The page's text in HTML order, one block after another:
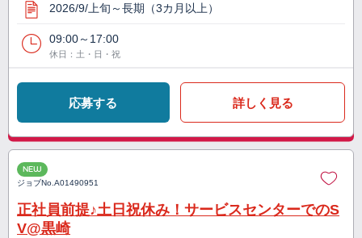
2026/9/上旬～長期（3カ月以上）
09:00～17:00
休日：土・日・祝
応募する 詳しく見る
NEW
ジョブNo.A01490951
正社員前提♪土日祝休み！サービスセンターでのS
V@黒崎